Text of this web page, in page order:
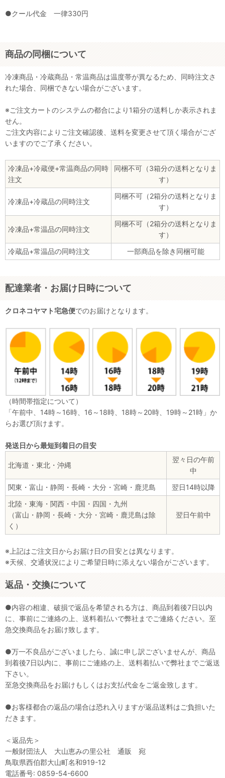
●クール代金 一律330円
商品の同梱について
冷凍商品・冷蔵商品・常温商品は温度帯が異なるため、同時注文さ
れた場合、同梱できない場合がございます。
※ご注文カートのシステムの都合により1箱分の送料しか表示されま
せん。
ご注文内容によりご注文確認後、送料を変更させて頂く場合がござ
いますのでご了承ください。
冷凍品+冷蔵便+常温商品の同時
注文
同梱不可（3箱分の送料となりま
す）
冷凍品+冷蔵品の同時注文
同梱不可（2箱分の送料となりま
す）
冷凍品+常温品の同時注文
同梱不可（2箱分の送料となりま
す）
冷蔵品+常温品の同時注文
一部商品を除き同梱可能
配達業者・お届け日時について
クロネコヤマト宅急便でのお届けとなります。
（時間帯指定について）
「午前中、14時～16時、16～18時、18時～20時、19時～21時」か
らお選び頂けます。
発送日から最短到着日の目安
北海道・東北・沖縄
翌々日の午前
中
関東・富山・静岡・長崎・大分・宮崎・鹿児島
翌日14時以降
北陸・東海・関西・中国・四国・九州
（富山・静岡・長崎・大分・宮崎・鹿児島は除
く）
翌日午前中
※上記はご注文日からお届け日の目安とは異なります。
※天候、交通状況によりご希望日時に添えない場合がございます。
返品・交換について
●内容の相違、破損で返品を希望される方は、商品到着後7日以内
に、事前にご連絡の上、送料着払いで弊社までご連絡ください。至
急交換商品をお届け致します。
●万一不良品がございましたら、誠に申し訳ございませんが、商品
到着後7日以内に、事前にご連絡の上、送料着払いで弊社までご返送
下さい。
至急交換商品をお届けもしくはお支払代金をご返金致します。
●お客様都合の返品の場合は恐れ入りますが返品送料はご負担いた
だきます。
＜返品先＞
一般財団法人 大山恵みの里公社 通販 宛
鳥取県西伯郡大山町名和919-12
電話番号: 0859-54-6600